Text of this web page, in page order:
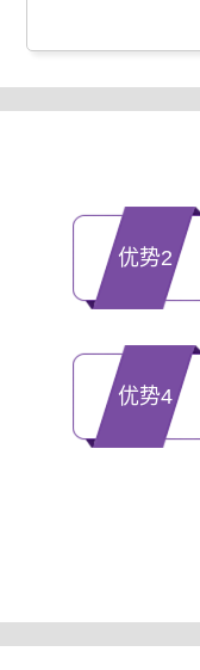
优势2
优势4